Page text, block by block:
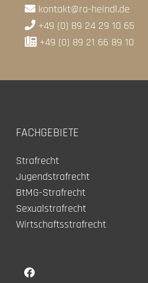
kontakt@ra-heindl.de
+49 (0) 89 24 29 10 65
+49 (0) 89 21 66 89 10
FACHGEBIETE
Strafrecht
Jugendstrafrecht
BtMG-Strafrecht
Sexualstrafrecht
Wirtschaftsstrafrecht